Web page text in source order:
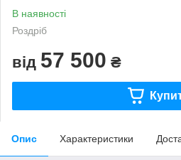
В наявності
Роздріб
від 57 500 ₴
Опис Характеристики